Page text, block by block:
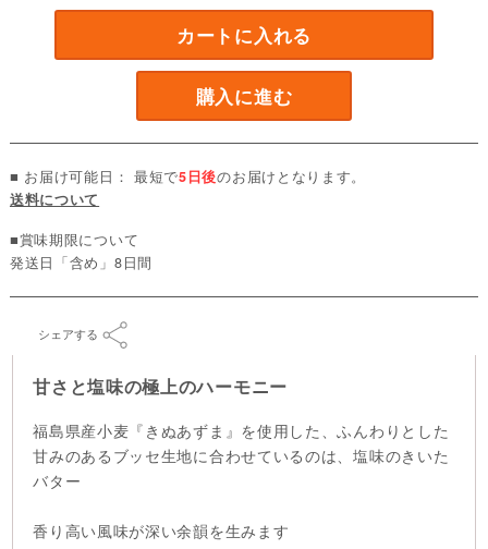
カートに入れる
購入に進む
■ お届け可能日： 最短で5日後のお届けとなります。
送料について
■賞味期限について
発送日「含め」8日間
シェアする
甘さと塩味の極上のハーモニー
福島県産小麦『きぬあずま』を使用した、ふんわりとした
甘みのあるブッセ生地に合わせているのは、塩味のきいた
バター
香り高い風味が深い余韻を生みます